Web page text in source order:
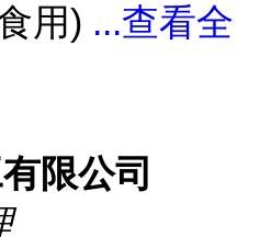
用) ...查看全
限公司